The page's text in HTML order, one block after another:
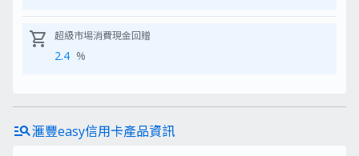
請於收到表格後7日內，填妥及遞交早
前經電郵發出之「獨家獎賞換領表格」
建議申請時一次過交齊所需文件，以加
快批核程序。完成申請時，記得抄低申
請參考編號，以方便隨時查詢申請進度
shopping_cart 超級市埸消費現金回贈
2.4 %
manage_search滙豐easy信用卡產品資訊